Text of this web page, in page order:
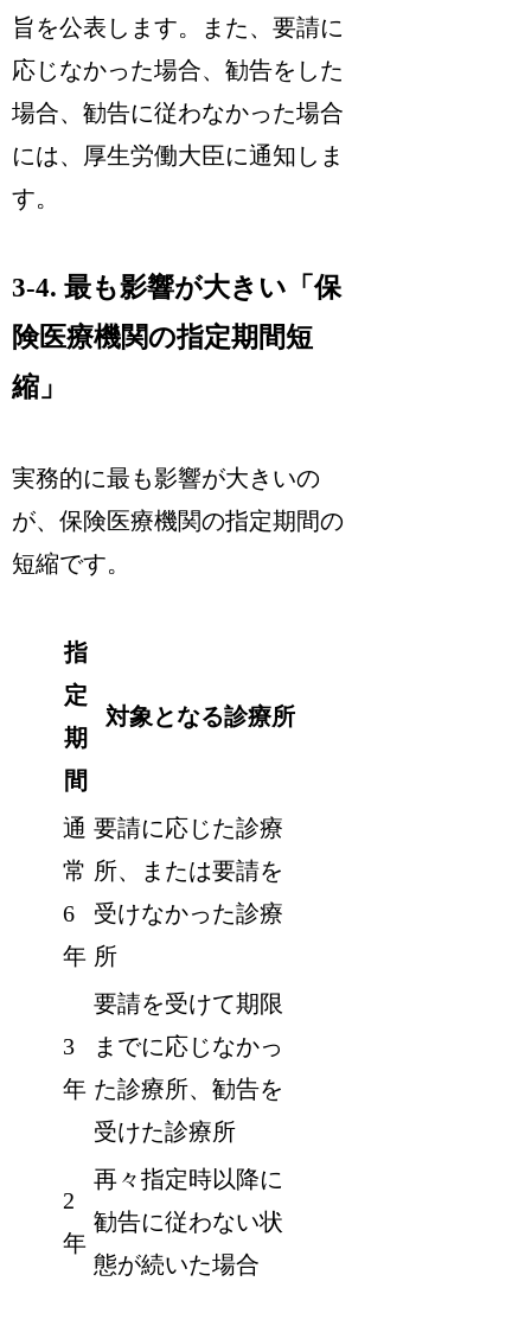
旨を公表します。また、要請に
応じなかった場合、勧告をした
場合、勧告に従わなかった場合
には、厚生労働大臣に通知しま
す。
3-4. 最も影響が大きい「保
険医療機関の指定期間短
縮」
実務的に最も影響が大きいの
が、保険医療機関の指定期間の
短縮です。
指
定
期
間
対象となる診療所
通
常
6
年
要請に応じた診療
所、または要請を
受けなかった診療
所
3
年
要請を受けて期限
までに応じなかっ
た診療所、勧告を
受けた診療所
2
年
再々指定時以降に
勧告に従わない状
態が続いた場合